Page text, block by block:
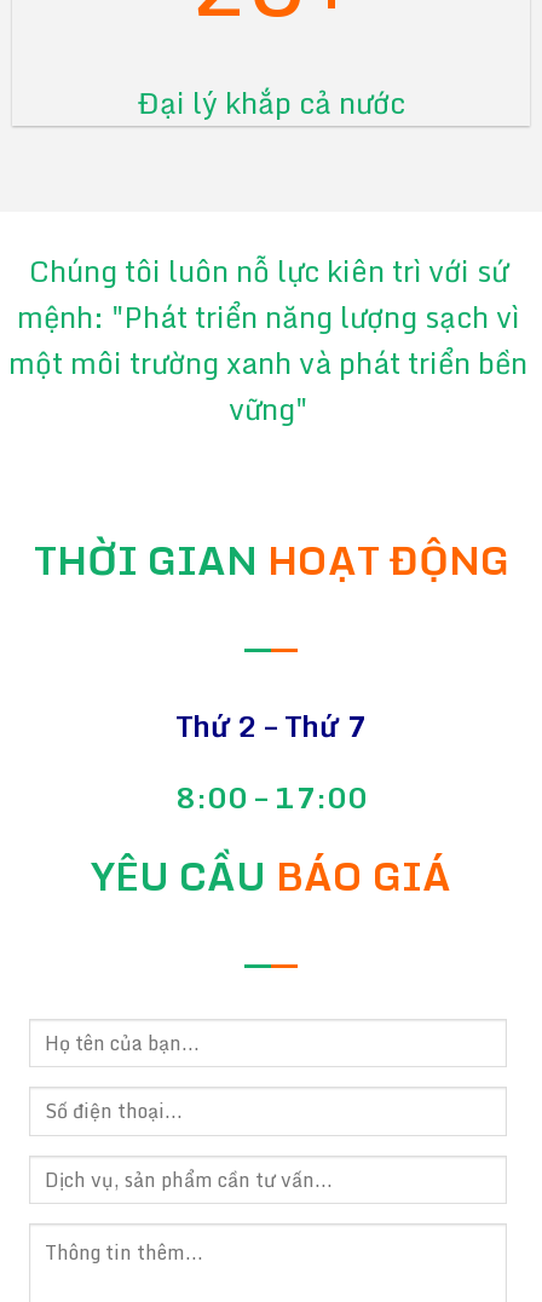
Đại lý khắp cả nước
Chúng tôi luôn nỗ lực kiên trì với sứ
mệnh: "Phát triển năng lượng sạch vì
một môi trường xanh và phát triển bền
vững"
THỜI GIAN HOẠT ĐỘNG
——
Thứ 2 – Thứ 7
8:00 – 17:00
YÊU CẦU BÁO GIÁ
——